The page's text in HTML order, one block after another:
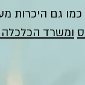
גם היכרות
ומשרד הכלכלה